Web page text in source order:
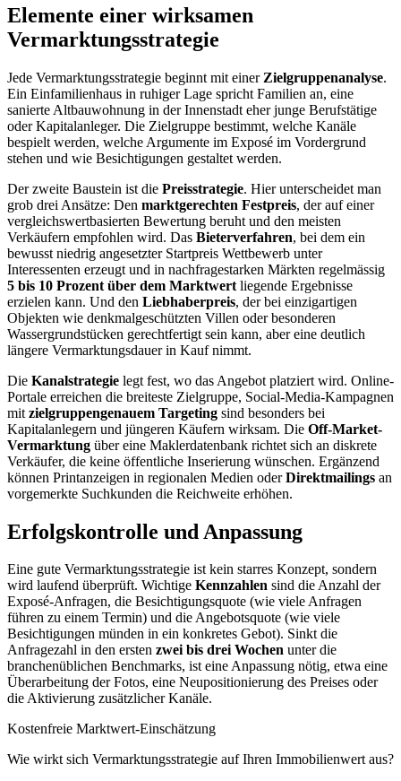
Elemente einer wirksamen
Vermarktungsstrategie
Jede Vermarktungsstrategie beginnt mit einer Zielgruppenanalyse.
Ein Einfamilienhaus in ruhiger Lage spricht Familien an, eine
sanierte Altbauwohnung in der Innenstadt eher junge Berufstätige
oder Kapitalanleger. Die Zielgruppe bestimmt, welche Kanäle
bespielt werden, welche Argumente im Exposé im Vordergrund
stehen und wie Besichtigungen gestaltet werden.
Der zweite Baustein ist die Preisstrategie. Hier unterscheidet man
grob drei Ansätze: Den marktgerechten Festpreis, der auf einer
vergleichswertbasierten Bewertung beruht und den meisten
Verkäufern empfohlen wird. Das Bieterverfahren, bei dem ein
bewusst niedrig angesetzter Startpreis Wettbewerb unter
Interessenten erzeugt und in nachfragestarken Märkten regelmässig
5 bis 10 Prozent über dem Marktwert liegende Ergebnisse
erzielen kann. Und den Liebhaberpreis, der bei einzigartigen
Objekten wie denkmalgeschützten Villen oder besonderen
Wassergrundstücken gerechtfertigt sein kann, aber eine deutlich
längere Vermarktungsdauer in Kauf nimmt.
Die Kanalstrategie legt fest, wo das Angebot platziert wird. Online-
Portale erreichen die breiteste Zielgruppe, Social-Media-Kampagnen
mit zielgruppengenauem Targeting sind besonders bei
Kapitalanlegern und jüngeren Käufern wirksam. Die Off-Market-
Vermarktung über eine Maklerdatenbank richtet sich an diskrete
Verkäufer, die keine öffentliche Inserierung wünschen. Ergänzend
können Printanzeigen in regionalen Medien oderDirektmailings an
vorgemerkte Suchkunden die Reichweite erhöhen.
Erfolgskontrolle und Anpassung
Eine gute Vermarktungsstrategie ist kein starres Konzept, sondern
wird laufend überprüft. Wichtige Kennzahlen sind die Anzahl der
Exposé-Anfragen, die Besichtigungsquote (wie viele Anfragen
führen zu einem Termin) und die Angebotsquote (wie viele
Besichtigungen münden in ein konkretes Gebot). Sinkt die
Anfragezahl in den ersten zwei bis drei Wochen unter die
branchenüblichen Benchmarks, ist eine Anpassung nötig, etwa eine
Überarbeitung der Fotos, eine Neupositionierung des Preises oder
die Aktivierung zusätzlicher Kanäle.
Kostenfreie Marktwert-Einschätzung
Wie wirkt sich Vermarktungsstrategie auf Ihren Immobilienwert aus?